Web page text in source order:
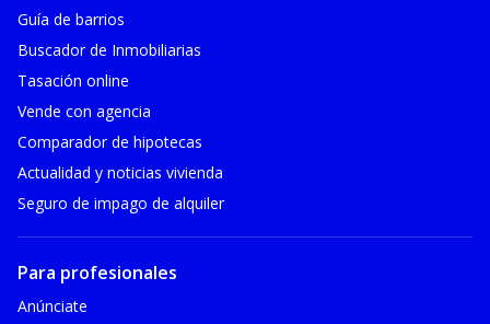
Guía de barrios
Buscador de Inmobiliarias
Tasación online
Vende con agencia
Comparador de hipotecas
Actualidad y noticias vivienda
Seguro de impago de alquiler
Para profesionales
Anúnciate